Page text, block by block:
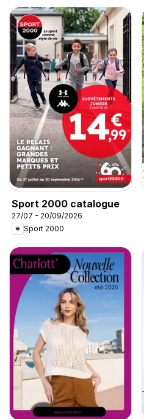
Sport 2000 catalogue
27/07 - 20/09/2026
Sport 2000